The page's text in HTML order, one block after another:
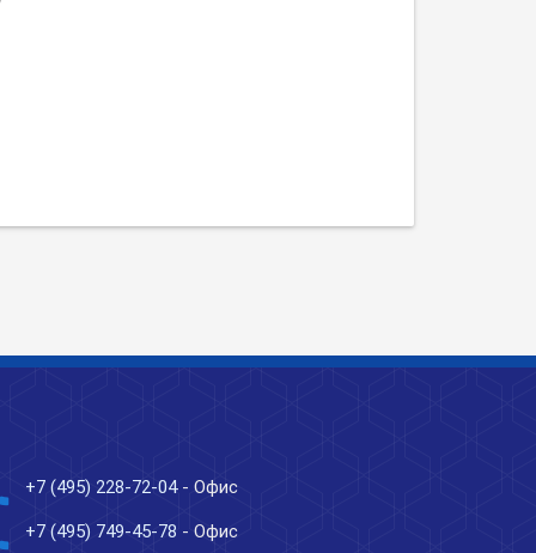
+7 (495) 228-72-04- Офис
+7 (495) 749-45-78 - Офис